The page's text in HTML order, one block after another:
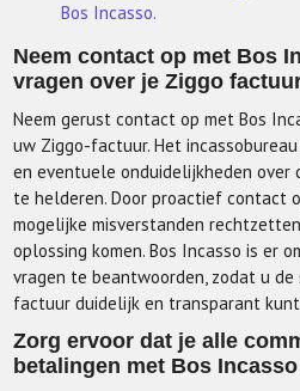
Bos Incasso.
Neem contact op met Bos
vragen over je Ziggo
Neem gerust contact op met Bos
uw Ziggo-factuur. Het
en eventuele onduidelijkheden over
te helderen. Door proactief contact
mogelijke misverstanden
oplossing komen. Bos Incasso is er
vragen te beantwoorden, zodat u
factuur duidelijk en transparant
Zorg ervoor dat je alle
betalingen met Bos